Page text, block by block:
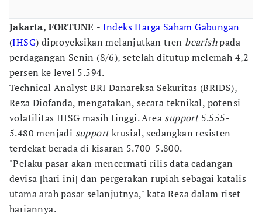
Jakarta, FORTUNE - Indeks Harga Saham Gabungan
(IHSG) diproyeksikan melanjutkan tren bearishpada
perdagangan Senin (8/6), setelah ditutup melemah 4,2
persen ke level 5.594.
Technical Analyst BRI Danareksa Sekuritas (BRIDS),
Reza Diofanda, mengatakan, secara teknikal, potensi
volatilitas IHSG masih tinggi. Area support5.555-
5.480 menjadi supportkrusial, sedangkan resisten
terdekat berada di kisaran 5.700-5.800.
"Pelaku pasar akan mencermati rilis data cadangan
devisa [hari ini] dan pergerakan rupiah sebagai katalis
utama arah pasar selanjutnya," kata Reza dalam riset
hariannya.